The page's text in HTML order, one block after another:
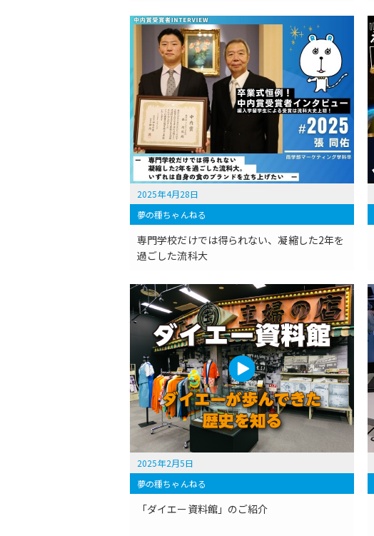
2025年4月28日
夢の種ちゃんねる
専門学校だけでは得られない、凝縮した2年を
過ごした流科大
2025年2月5日
夢の種ちゃんねる
「ダイエー資料館」のご紹介